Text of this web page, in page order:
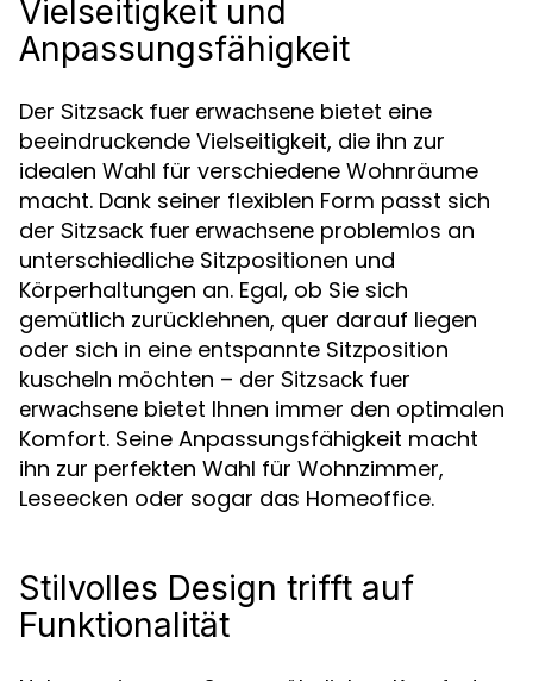
Vielseitigkeit und
Anpassungsfähigkeit
Der Sitzsack fuer erwachsene bietet eine
beeindruckende Vielseitigkeit, die ihn zur
idealen Wahl für verschiedene Wohnräume
macht. Dank seiner flexiblen Form passt sich
der Sitzsack fuer erwachsene problemlos an
unterschiedliche Sitzpositionen und
Körperhaltungen an. Egal, ob Sie sich
gemütlich zurücklehnen, quer darauf liegen
oder sich in eine entspannte Sitzposition
kuscheln möchten – der Sitzsack fuer
erwachsene bietet Ihnen immer den optimalen
Komfort. Seine Anpassungsfähigkeit macht
ihn zur perfekten Wahl für Wohnzimmer,
Leseecken oder sogar das Homeoffice.
Stilvolles Design trifft auf
Funktionalität